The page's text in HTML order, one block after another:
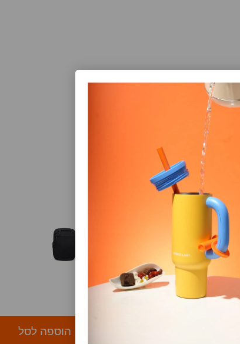
תיק גב 101 שחור
מקט: 102798330
מחיר מבצע
399.00 ₪
הקטנת הכמותהקטנת הכמות
הוספה לסל